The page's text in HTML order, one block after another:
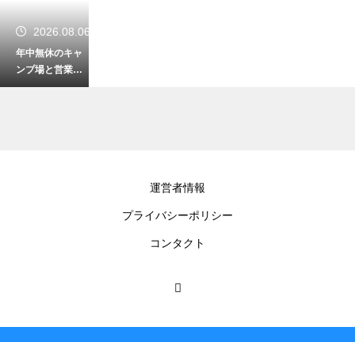
2026.08.06
年中無休のキャ
ンプ場と営業日
の違い！冬でも
運営者情報
プライバシーポリシー
コンタクト